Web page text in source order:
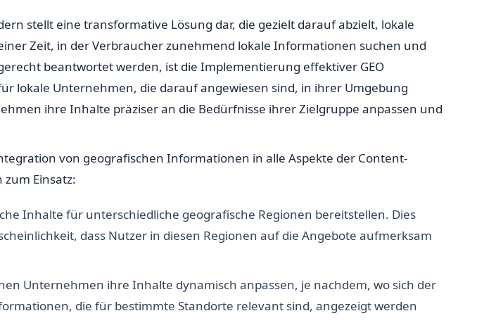
stellt eine transformative Lösung dar, die gezielt darauf abzielt, lokale
Zeit, in der Verbraucher zunehmend lokale Informationen suchen und
beantwortet werden, ist die Implementierung effektiver GEO
lokale Unternehmen, die darauf angewiesen sind, in ihrer Umgebung
ihre Inhalte präziser an die Bedürfnisse ihrer Zielgruppe anpassen und
von geografischen Informationen in alle Aspekte der Content-
Einsatz:
Inhalte für unterschiedliche geografische Regionen bereitstellen. Dies
dass Nutzer in diesen Regionen auf die Angebote aufmerksam
Unternehmen ihre Inhalte dynamisch anpassen, je nachdem, wo sich der
die für bestimmte Standorte relevant sind, angezeigt werden